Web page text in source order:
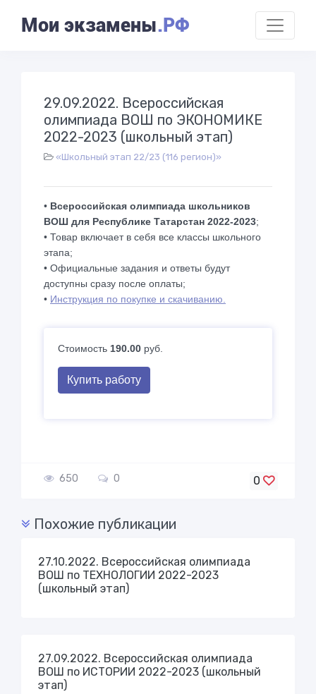
Мои экзамены.РФ
29.09.2022. Всероссийская
олимпиада ВОШ по ЭКОНОМИКЕ
2022-2023 (школьный этап)
«Школьный этап 22/23 (116 регион)»
• Всероссийская олимпиада школьников
ВОШ для Республике Татарстан 2022-2023;
• Товар включает в себя все классы школьного
этапа;
• Официальные задания и ответы будут
доступны сразу после оплаты;
• Инструкция по покупке и скачиванию.
Стоимость 190.00 руб.
Купить работу
650 0 0
Похожие публикации
27.10.2022. Всероссийская олимпиада
ВОШ по ТЕХНОЛОГИИ 2022-2023
(школьный этап)
27.09.2022. Всероссийская олимпиада
ВОШ по ИСТОРИИ 2022-2023 (школьный
этап)